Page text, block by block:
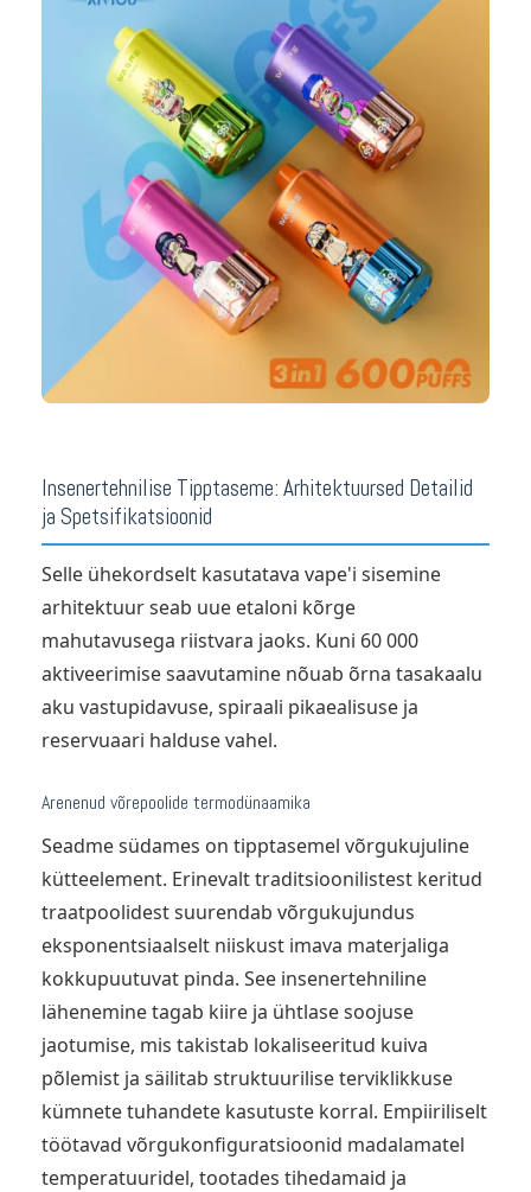
Insenertehnilise Tipptaseme: Arhitektuursed Detailid
ja Spetsifikatsioonid
Selle ühekordselt kasutatava vape'i sisemine
arhitektuur seab uue etaloni kõrge
mahutavusega riistvara jaoks. Kuni 60 000
aktiveerimise saavutamine nõuab õrna tasakaalu
aku vastupidavuse, spiraali pikaealisuse ja
reservuaari halduse vahel.
Arenenud võrepoolide termodünaamika
Seadme südames on tipptasemel võrgukujuline
kütteelement. Erinevalt traditsioonilistest keritud
traatpoolidest suurendab võrgukujundus
eksponentsiaalselt niiskust imava materjaliga
kokkupuutuvat pinda. See insenertehniline
lähenemine tagab kiire ja ühtlase soojuse
jaotumise, mis takistab lokaliseeritud kuiva
põlemist ja säilitab struktuurilise terviklikkuse
kümnete tuhandete kasutuste korral. Empiiriliselt
töötavad võrgukonfiguratsioonid madalamatel
temperatuuridel, tootades tihedamaid ja